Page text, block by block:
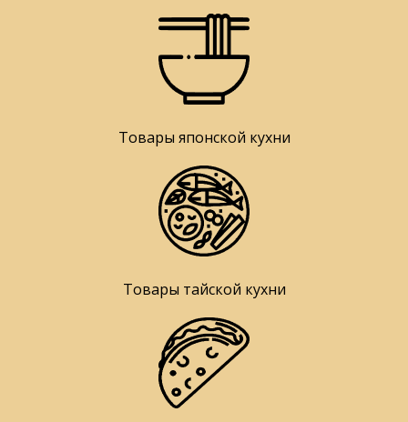
Товары японской кухни
Товары тайской кухни